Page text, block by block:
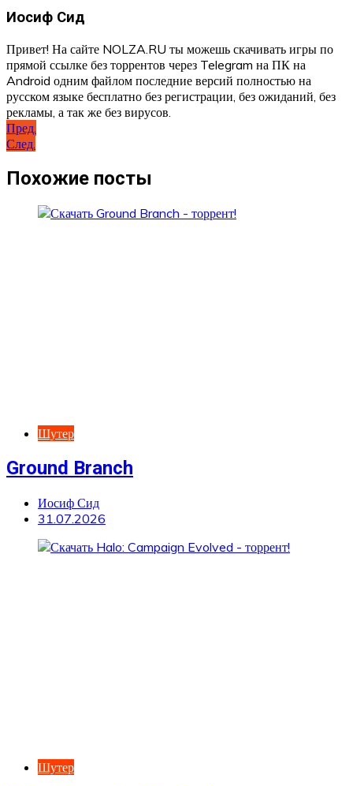
Иосиф Сид
Привет! На сайте NOLZA.RU ты можешь скачивать игры по
прямой ссылке без торрентов через Telegram на ПК на
Android одним файлом последние версий полностью на
русском языке бесплатно без регистрации, без ожиданий, без
рекламы, а так же без вирусов.
Навигация
по
записям
Пред.
След.
Похожие посты
Шутер
Ground Branch
Иосиф Сид
31.07.2026
Шутер